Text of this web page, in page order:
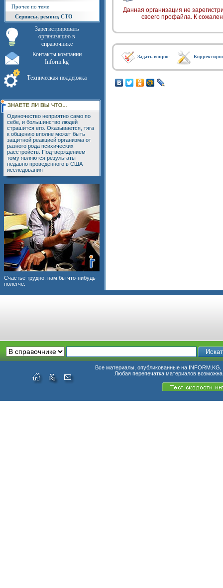
Прочее по теме
Сервисы, ремонт, СТО
Зарегистрировать
организацию в
справочнике
Контакты компании
Inform.kg
Техническая поддержка
Одиночество неприятно само по
себе, и большинство людей
страшится его. Оказывается, тяга
к общению вполне может быть
защитной реакцией организма от
разного рода психических
расстройств. Подтверждением
тому являются результаты
недавно проведенного в США
исследования
Счастье трудно: нам бы что-нибудь
полегче.
Данная организация не
своего профайла. К
Задать вопрос
Все материалы, опубликованные на INFORM.KG,
Любая перепечатка материалов